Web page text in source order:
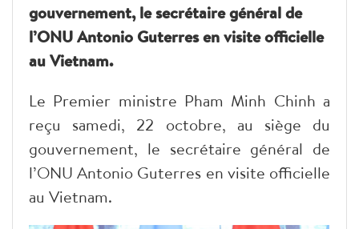
gouvernement, le secrétaire général de
l’ONU Antonio Guterres en visite officielle
au Vietnam.
Le Premier ministre Pham Minh Chinh a
reçu samedi, 22 octobre, au siège du
gouvernement, le secrétaire général de
l’ONU Antonio Guterres en visite officielle
au Vietnam.